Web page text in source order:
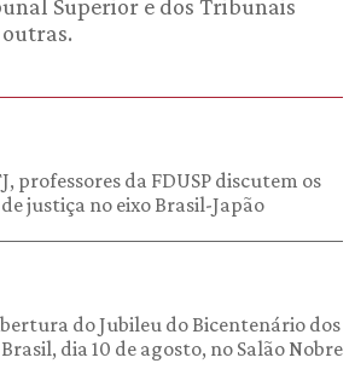
Superior e dos Tribunais
professores da FDUSP discutem os
justiça no eixo Brasil-Japão
do Jubileu do Bicentenário dos
dia 10 de agosto, no Salão Nobre